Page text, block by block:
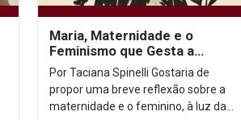
Maria, Maternidade e o
Feminismo que Gesta a
Esperança
Por Taciana Spinelli Gostaria de
propor uma breve reflexão sobre a
maternidade e o feminino, à luz da